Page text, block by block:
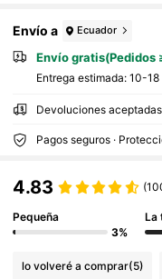
Envío a Ecuador
Envío gratis(Pedidos
Entrega estimada: 10-18
Devoluciones aceptadas
Pagos seguros ·
4.83
Pequeña
3%
La
lo volveré a comprar(5)